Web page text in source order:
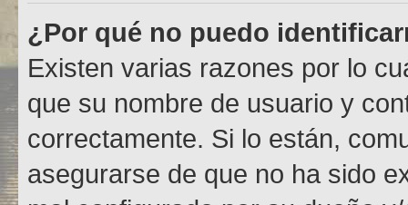
¿Por qué no puedo
Existen varias razones por lo
que su nombre de usuario y
correctamente. Si lo están,
asegurarse de que no ha sido